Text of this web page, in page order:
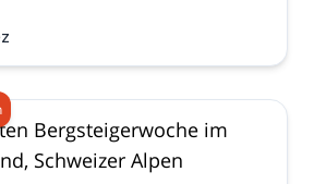
Bergsteigerwoche im
Schweizer Alpen